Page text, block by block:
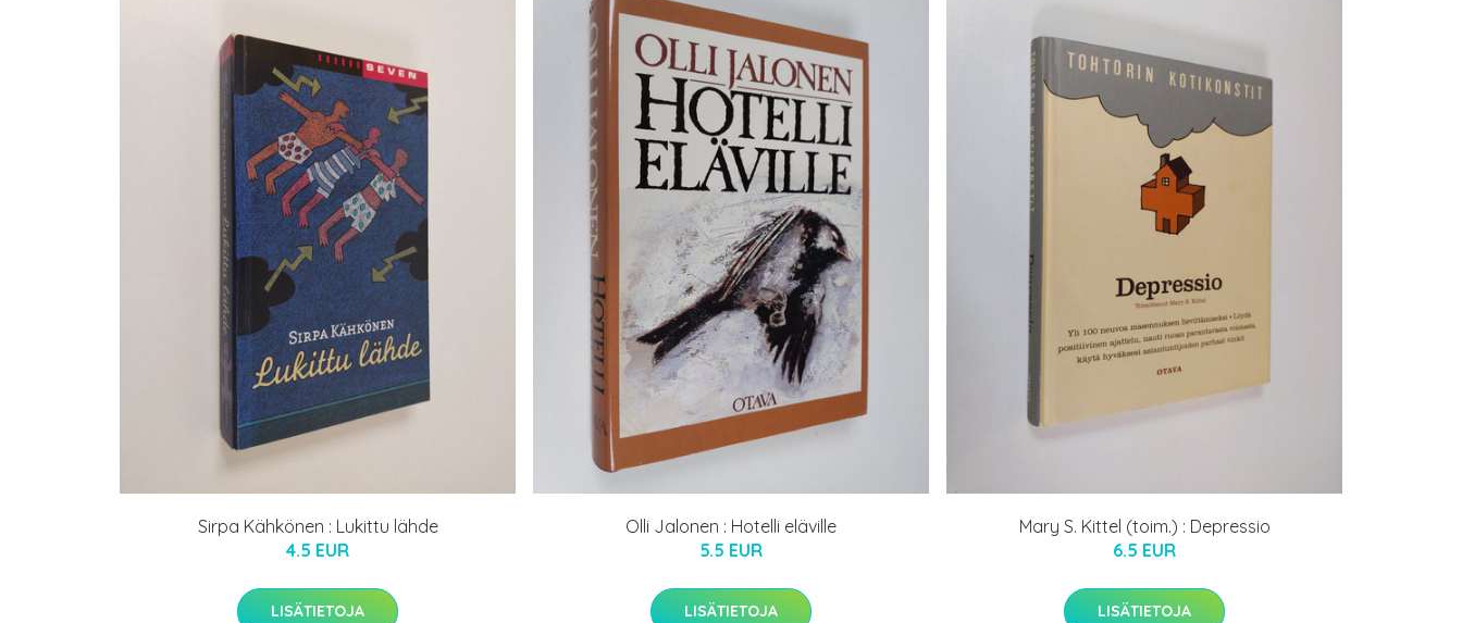
Sirpa Kähkönen : Lukittu lähde
4.5 EUR
LISÄTIETOJA
Olli Jalonen : Hotelli eläville
5.5 EUR
LISÄTIETOJA
Mary S. Kittel (toim.) : Depressio
6.5 EUR
LISÄTIETOJA